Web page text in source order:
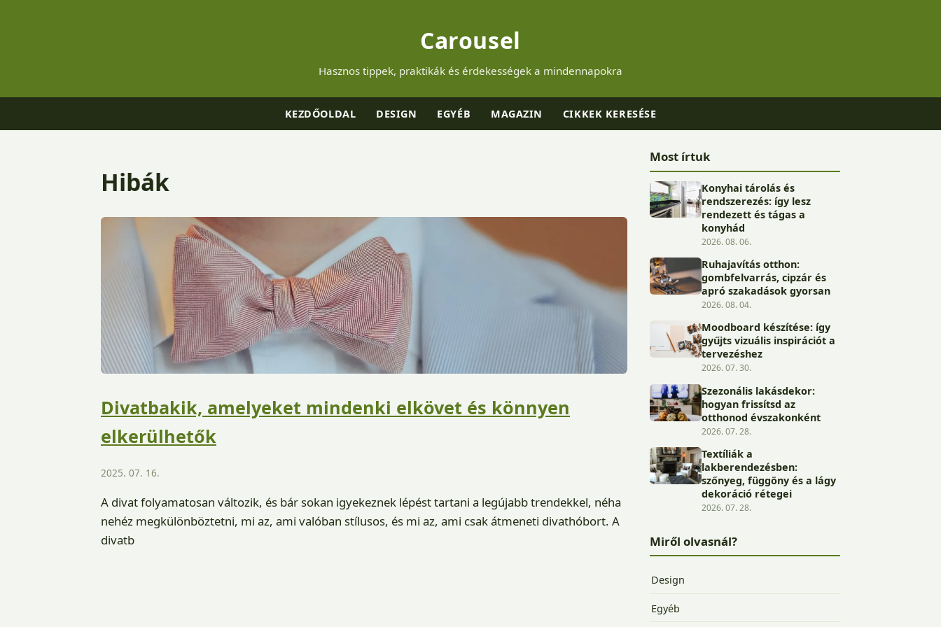
Carousel
Hasznos tippek, praktikák és érdekességek a mindennapokra
KEZDŐOLDAL DESIGN EGYÉB MAGAZIN CIKKEK KERESÉSE
Hibák
Divatbakik, amelyeket mindenki elkövet és könnyen
elkerülhetők
2025. 07. 16.
A divat folyamatosan változik, és bár sokan igyekeznek lépést tartani a legújabb trendekkel, néha
nehéz megkülönböztetni, mi az, ami valóban stílusos, és mi az, ami csak átmeneti divathóbort. A
divatb
Most írtuk
Konyhai tárolás és
rendszerezés: így lesz
rendezett és tágas a
konyhád
2026. 08. 06.
Ruhajavítás otthon:
gombfelvarrás, cipzár és
apró szakadások gyorsan
2026. 08. 04.
Moodboard készítése: így
gyűjts vizuális inspirációt a
tervezéshez
2026. 07. 30.
Szezonális lakásdekor:
hogyan frissítsd az
otthonod évszakonként
2026. 07. 28.
Textíliák a
lakberendezésben:
szőnyeg, függöny és a lágy
dekoráció rétegei
2026. 07. 28.
Miről olvasnál?
Design
Egyéb